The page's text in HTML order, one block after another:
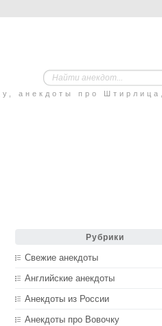
анекдоты про Штирлица,
Рубрики
Свежие анекдоты
Английские анекдоты
Анекдоты из России
Анекдоты про Вовочку